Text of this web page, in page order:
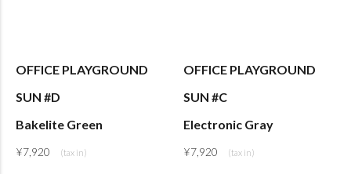
OFFICE PLAYGROUND
SUN #D
Bakelite Green
¥7,920
OFFICE PLAYGROUND
SUN #C
Electronic Gray
¥7,920